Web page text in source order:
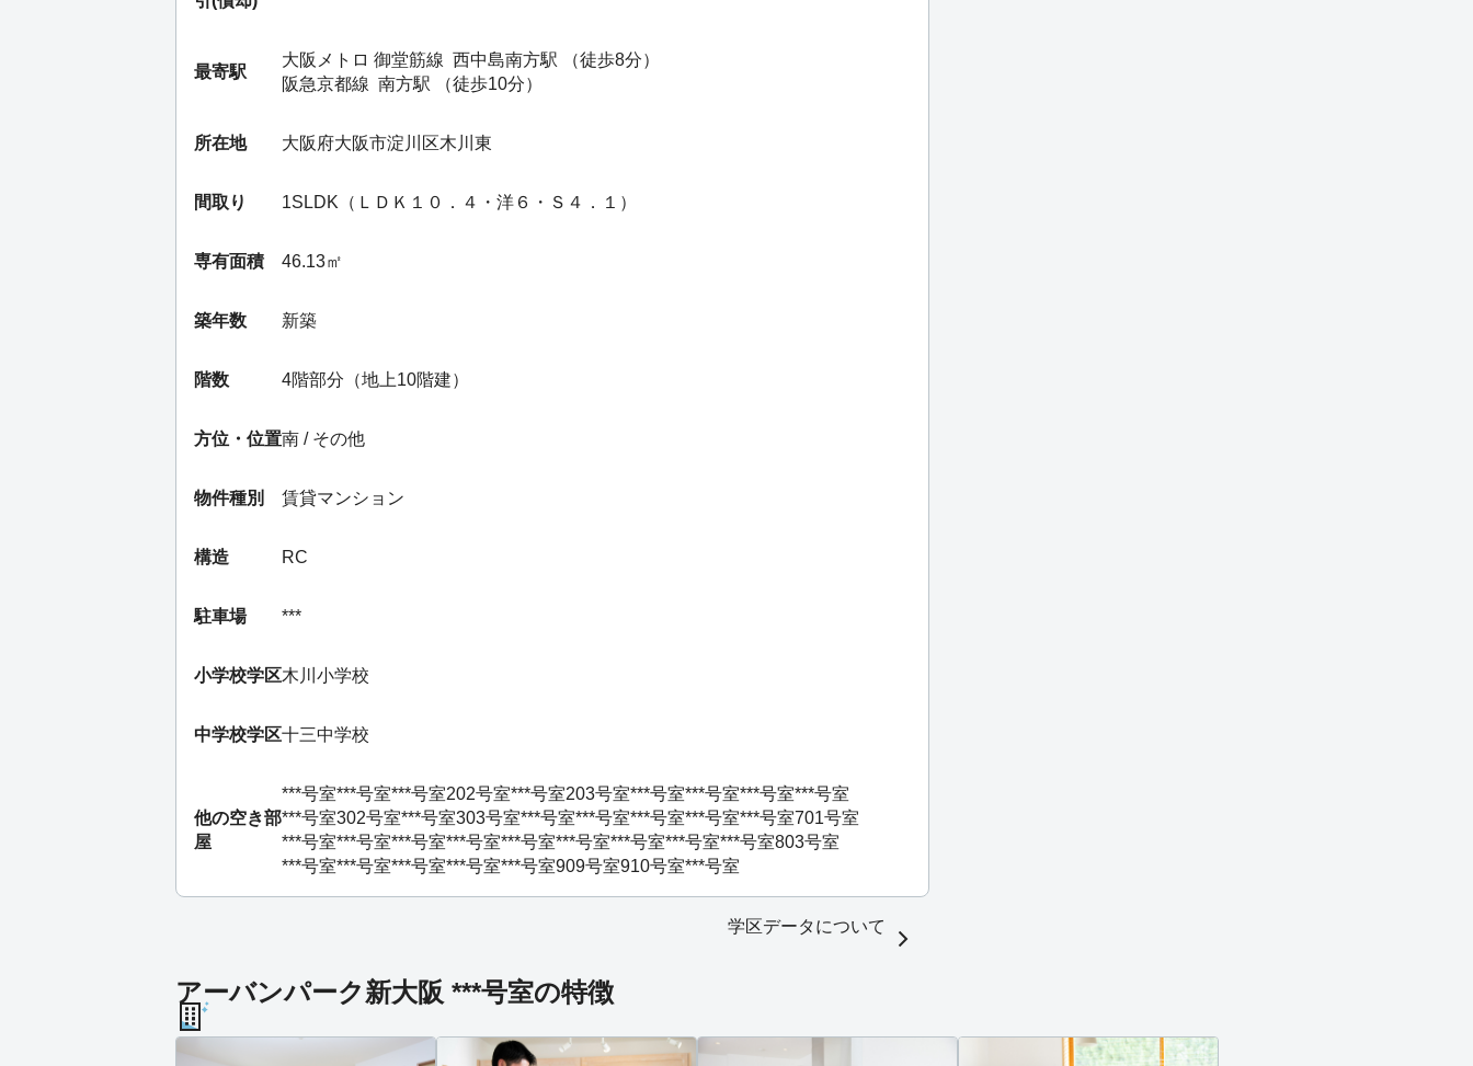
最寄駅
大阪メトロ 御堂筋線 西中島南方駅 （徒歩8分）
阪急京都線 南方駅 （徒歩10分）
所在地 大阪府大阪市淀川区木川東
間取り 1SLDK（ＬＤＫ１０．４・洋６・Ｓ４．１）
専有面積 46.13㎡
築年数 新築
階数 4階部分（地上10階建）
方位・位置南 / その他
物件種別 賃貸マンション
構造 RC
駐車場 ***
小学校学区木川小学校
中学校学区十三中学校
他の空き部
屋
***号室***号室***号室202号室***号室203号室***号室***号室***号室***号室
***号室302号室***号室303号室***号室***号室***号室***号室***号室701号室
***号室***号室***号室***号室***号室***号室***号室***号室***号室803号室
***号室***号室***号室***号室***号室909号室910号室***号室
学区データについて
アーバンパーク新大阪 ***号室の特徴